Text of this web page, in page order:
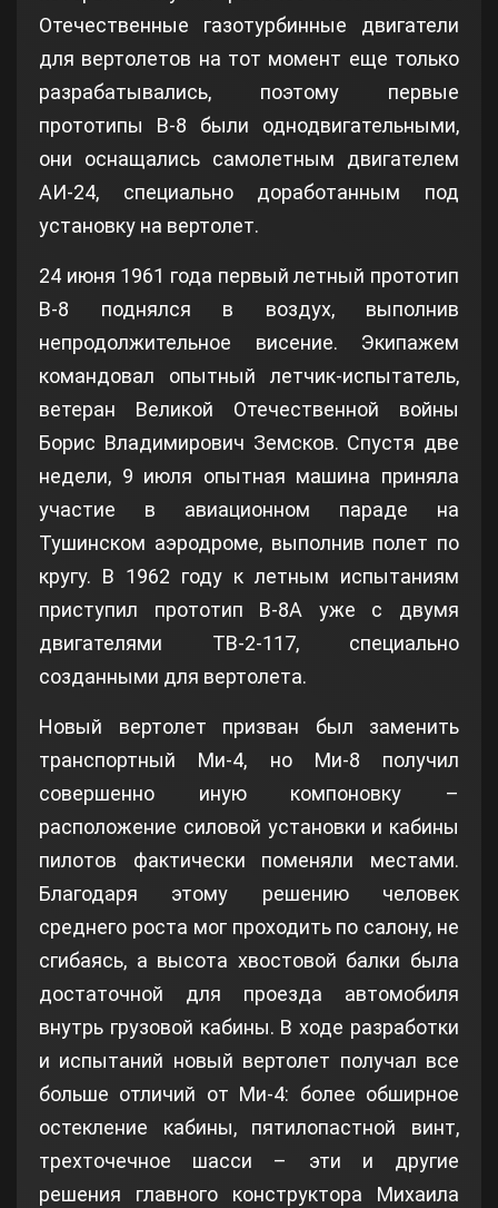
Отечественные газотурбинные двигатели
для вертолетов на тот момент еще только
разрабатывались, поэтому первые
прототипы В-8 были однодвигательными,
они оснащались самолетным двигателем
АИ-24, специально доработанным под
установку на вертолет.
24 июня 1961 года первый летный прототип
В-8 поднялся в воздух, выполнив
непродолжительное висение. Экипажем
командовал опытный летчик-испытатель,
ветеран Великой Отечественной войны
Борис Владимирович Земсков. Спустя две
недели, 9 июля опытная машина приняла
участие в авиационном параде на
Тушинском аэродроме, выполнив полет по
кругу. В 1962 году к летным испытаниям
приступил прототип В-8А уже с двумя
двигателями ТВ-2-117, специально
созданными для вертолета.
Новый вертолет призван был заменить
транспортный Ми-4, но Ми-8 получил
совершенно иную компоновку –
расположение силовой установки и кабины
пилотов фактически поменяли местами.
Благодаря этому решению человек
среднего роста мог проходить по салону, не
сгибаясь, а высота хвостовой балки была
достаточной для проезда автомобиля
внутрь грузовой кабины. В ходе разработки
и испытаний новый вертолет получал все
больше отличий от Ми-4: более обширное
остекление кабины, пятилопастной винт,
трехточечное шасси – эти и другие
решения главного конструктора Михаила